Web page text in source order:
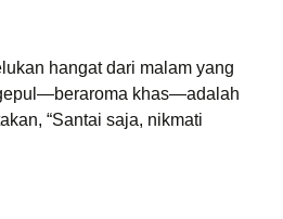
hangat dari malam yang
khas—adalah
“Santai saja, nikmati